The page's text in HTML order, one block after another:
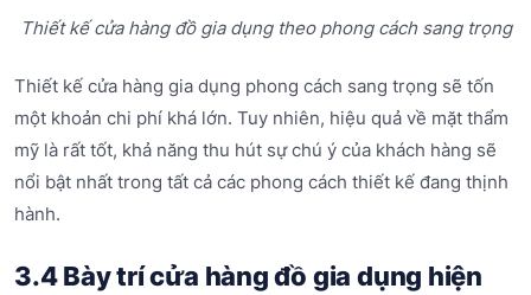
Thiết kế cửa hàng đồ gia dụng theo phong cách sang trọng
Thiết kế cửa hàng gia dụng phong cách sang trọng sẽ tốn
một khoản chi phí khá lớn. Tuy nhiên, hiệu quả về mặt thẩm
mỹ là rất tốt, khả năng thu hút sự chú ý của khách hàng sẽ
nổi bật nhất trong tất cả các phong cách thiết kế đang thịnh
hành.
3.4 Bày trí cửa hàng đồ gia dụng hiện